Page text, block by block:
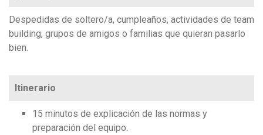
Despedidas de soltero/a, cumpleaños, actividades de team
building, grupos de amigos o familias que quieran pasarlo
bien.
Itinerario
15 minutos de explicación de las normas y
preparación del equipo.